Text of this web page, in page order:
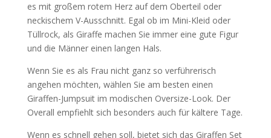
es mit großem rotem Herz auf dem Oberteil oder
neckischem V-Ausschnitt. Egal ob im Mini-Kleid oder
Tüllrock, als Giraffe machen Sie immer eine gute Figur
und die Männer einen langen Hals.
Wenn Sie es als Frau nicht ganz so verführerisch
angehen möchten, wählen Sie am besten einen
Giraffen-Jumpsuit im modischen Oversize-Look. Der
Overall empfiehlt sich besonders auch für kältere Tage.
Wenn es schnell gehen soll, bietet sich das Giraffen Set